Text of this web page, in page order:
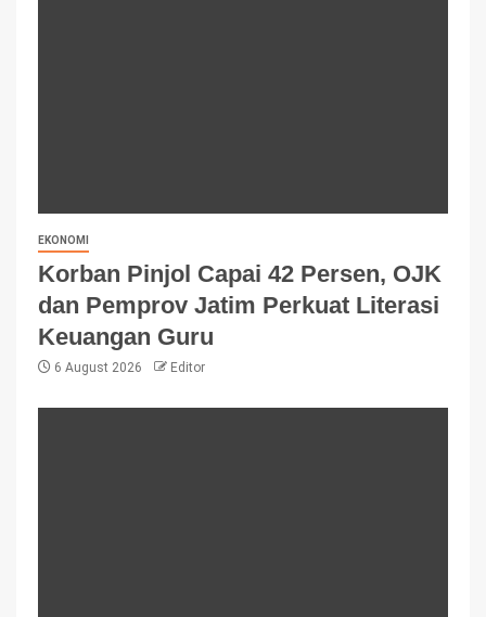
EKONOMI
Korban Pinjol Capai 42 Persen, OJK
dan Pemprov Jatim Perkuat Literasi
Keuangan Guru
6 August 2026 Editor